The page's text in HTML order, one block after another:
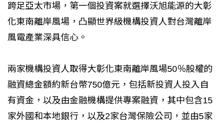
跨足亞太市場，第一個投資案就選擇沃旭能源的大彰
化東南離岸風場，凸顯世界級機構投資人對台灣離岸
風電產業深具信心。
兩家機構投資人取得大彰化東南離岸風場50％股權的
融資總金額約新台幣750億元，包括新投資人投入自
有資金，以及由金融機構提供專案融資，其中包含15
家外國和本地銀行，以及2家台灣保險公司，並由5家